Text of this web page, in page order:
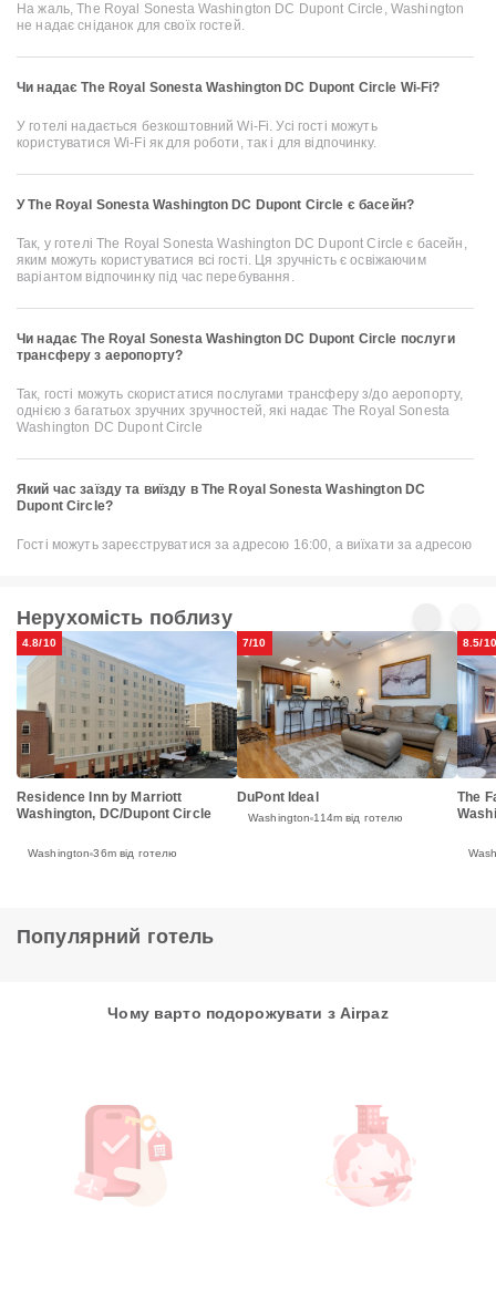
На жаль, The Royal Sonesta Washington DC Dupont Circle, Washington
не надає сніданок для своїх гостей.
Чи надає The Royal Sonesta Washington DC Dupont Circle Wi-Fi?
У готелі надається безкоштовний Wi-Fi. Усі гості можуть
користуватися Wi-Fi як для роботи, так і для відпочинку.
У The Royal Sonesta Washington DC Dupont Circle є басейн?
Так, у готелі The Royal Sonesta Washington DC Dupont Circle є басейн,
яким можуть користуватися всі гості. Ця зручність є освіжаючим
варіантом відпочинку під час перебування.
Чи надає The Royal Sonesta Washington DC Dupont Circle послуги
трансферу з аеропорту?
Так, гості можуть скористатися послугами трансферу з/до аеропорту,
однією з багатьох зручних зручностей, які надає The Royal Sonesta
Washington DC Dupont Circle
Який час заїзду та виїзду в The Royal Sonesta Washington DC
Dupont Circle?
Гості можуть зареєструватися за адресою 16:00, а виїхати за адресою
Нерухомість поблизу
4.8/10
Residence Inn by Marriott
Washington, DC/Dupont Circle
Washington 36m від готелю
7/10
DuPont Ideal
Washington 114m від готелю
8.5/10
The
Популярний готель
Чому варто подорожувати з Airpaz